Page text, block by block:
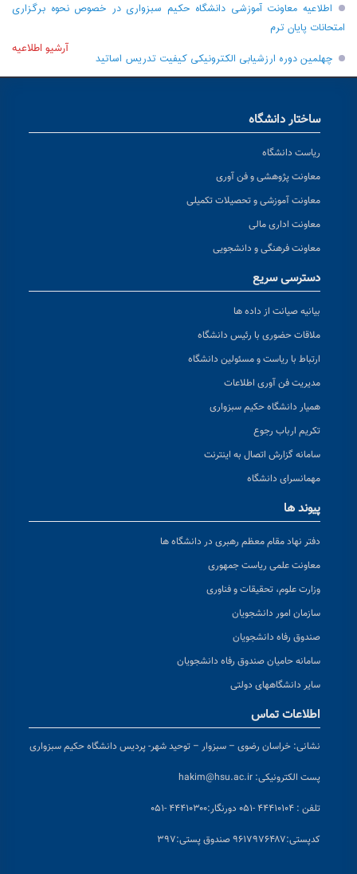
اطلاعیه معاونت آموزشی دانشگاه حکیم سبزواری در خصوص نحوه برگزاری
امتحانات پایان ترم
چهلمین دوره ارزشیابی الکترونیکی کیفیت تدریس اساتید
آرشیو اطلاعیه
ساختار دانشگاه
ریاست دانشگاه
معاونت پژوهشی و فن آوری
معاونت آموزشی و تحصیلات تکمیلی
معاونت اداری مالی
معاونت فرهنگی و دانشجویی
دسترسی سریع
بیانیه صیانت از داده ها
ملاقات حضوری با رئیس دانشگاه
ارتباط با ریاست و مسئولین دانشگاه
مدیریت فن آوری اطلاعات
همیار دانشگاه حکیم سبزواری
تکریم ارباب رجوع
سامانه گزارش اتصال به اینترنت
مهمانسرای دانشگاه
پیوند ها
دفتر نهاد مقام معظم رهبری در دانشگاه ها
معاونت علمی ریاست جمهوری
وزارت علوم، تحقیقات و فناوری
سازمان امور دانشجویان
صندوق رفاه دانشجویان
سامانه حامیان صندوق رفاه دانشجویان
سایر دانشگاههای دولتی
اطلاعات تماس
نشانی: خراسان رضوی – سبزوار – توحید شهر- پردیس دانشگاه حکیم سبزواری
پست الکترونیکی: hakim@hsu.ac.ir
تلفن : ۴۴۴۱۰۱۰۴ -۰۵۱ دورنگار:۴۴۴۱۰۳۰۰ -۰۵۱
کدپستی:۹۶۱۷۹۷۶۴۸۷ صندوق پستی:۳۹۷